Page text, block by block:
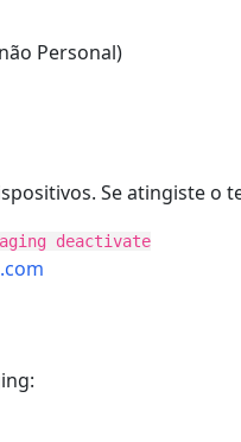
Personal)
Se atingiste o
deactivate